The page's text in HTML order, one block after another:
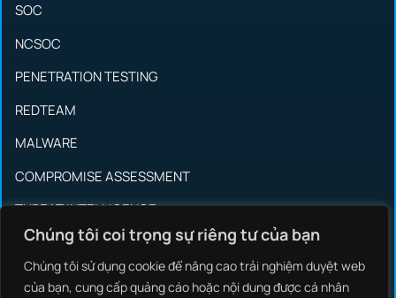
Chúng tôi coi trọng sự riêng tư của bạn
Chúng tôi sử dụng cookie để nâng cao trải nghiệm duyệt web
của bạn, cung cấp quảng cáo hoặc nội dung được cá nhân
SOC
NCSOC
PENETRATION TESTING
REDTEAM
MALWARE
COMPROMISE ASSESSMENT
THREAT INTELLIGENCE
INCIDENT RESPONSE
SYSTEM INTEGRATION